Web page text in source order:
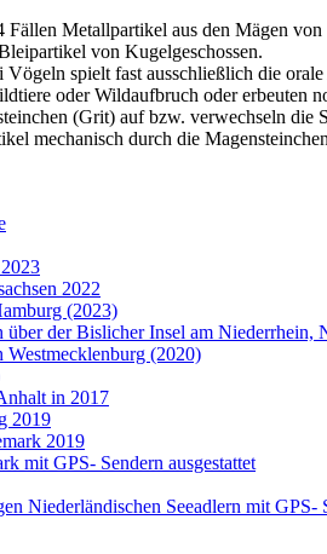
Metallpartikel aus den Mägen
von Kugelgeschossen.
spielt fast ausschließlich die
oder Wildaufbruch oder erbeuten
(Grit) auf bzw. verwechseln die
mechanisch durch die
2022
(2023)
über der Bislicher Insel am Niederrhein,
(2020)
in 2017
2019
2019
mit GPS- Sendern ausgestattet
Niederländischen Seeadlern mit GPS-